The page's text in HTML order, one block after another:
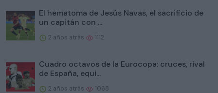
El hematoma de Jesús Navas, el sacrificio de
un capitán con ...
2 años atrás 1112
Cuadro octavos de la Eurocopa: cruces, rival
de España, equi...
2 años atrás 1068